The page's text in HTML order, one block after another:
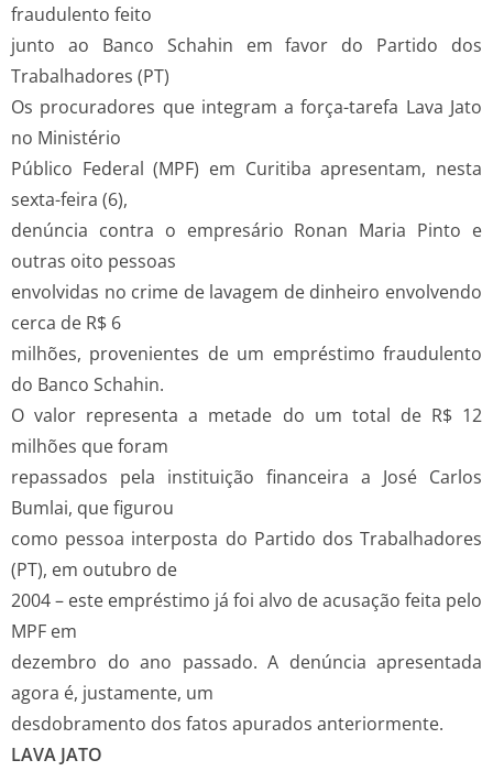
fraudulento feito
junto ao Banco Schahin em favor do Partido dos
Trabalhadores (PT)
Os procuradores que integram a força-tarefa Lava Jato
no Ministério
Público Federal (MPF) em Curitiba apresentam, nesta
sexta-feira (6),
denúncia contra o empresário Ronan Maria Pinto e
outras oito pessoas
envolvidas no crime de lavagem de dinheiro envolvendo
cerca de R$ 6
milhões, provenientes de um empréstimo fraudulento
do Banco Schahin.
O valor representa a metade do um total de R$ 12
milhões que foram
repassados pela instituição financeira a José Carlos
Bumlai, que figurou
como pessoa interposta do Partido dos Trabalhadores
(PT), em outubro de
2004 – este empréstimo já foi alvo de acusação feita pelo
MPF em
dezembro do ano passado. A denúncia apresentada
agora é, justamente, um
desdobramento dos fatos apurados anteriormente.
LAVA JATO